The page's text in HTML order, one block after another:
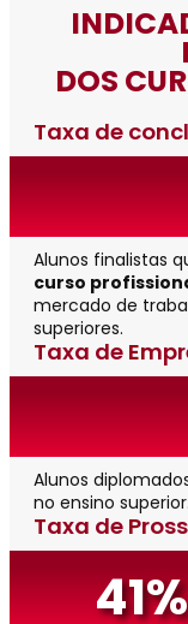
DOS
Taxa de
Alunos finalistas
curso
mercado de
superiores.
Taxa de
Alunos
no ensino superior.
Taxa de
41%